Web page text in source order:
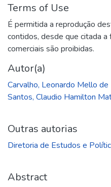
Terms of Use
É permitida a reprodução
contidos, desde que citada
comerciais são proibidas.
Autor(a)
Carvalho, Leonardo Mello de
Santos, Claudio Hamilton
Outras autorias
Diretoria de Estudos e
Abstract